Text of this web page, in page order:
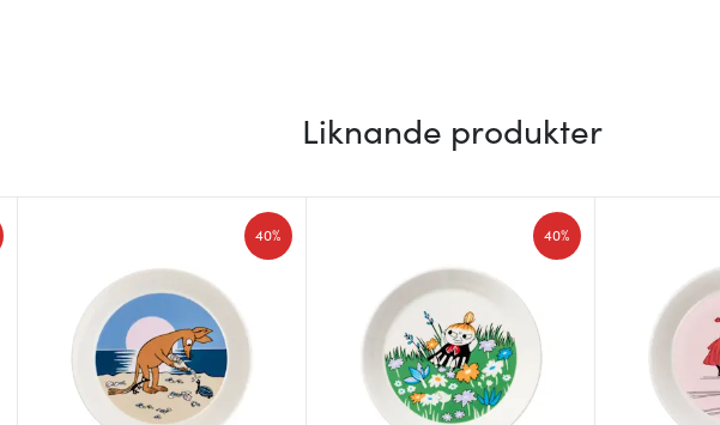
Liknande produkter
40% 40%